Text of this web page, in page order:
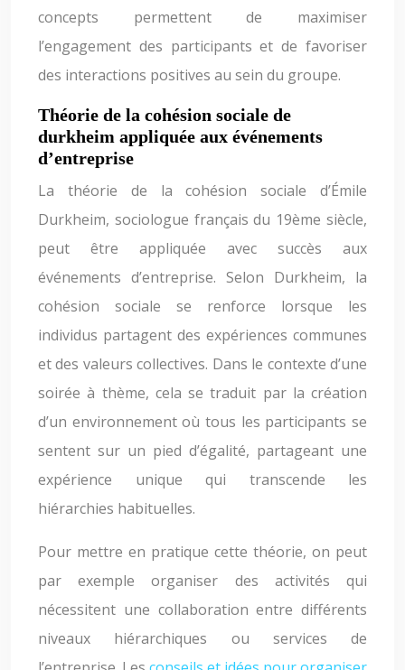
concepts permettent de maximiser
l’engagement des participants et de favoriser
des interactions positives au sein du groupe.
Théorie de la cohésion sociale de
durkheim appliquée aux événements
d’entreprise
La théorie de la cohésion sociale d’Émile
Durkheim, sociologue français du 19ème siècle,
peut être appliquée avec succès aux
événements d’entreprise. Selon Durkheim, la
cohésion sociale se renforce lorsque les
individus partagent des expériences communes
et des valeurs collectives. Dans le contexte d’une
soirée à thème, cela se traduit par la création
d’un environnement où tous les participants se
sentent sur un pied d’égalité, partageant une
expérience unique qui transcende les
hiérarchies habituelles.
Pour mettre en pratique cette théorie, on peut
par exemple organiser des activités qui
nécessitent une collaboration entre différents
niveaux hiérarchiques ou services de